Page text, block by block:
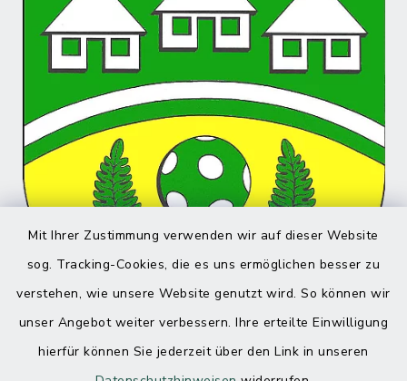
Mit Ihrer Zustimmung verwenden wir auf dieser Website
sog. Tracking-Cookies, die es uns ermöglichen besser zu
verstehen, wie unsere Website genutzt wird. So können wir
unser Angebot weiter verbessern. Ihre erteilte Einwilligung
hierfür können Sie jederzeit über den Link in unseren